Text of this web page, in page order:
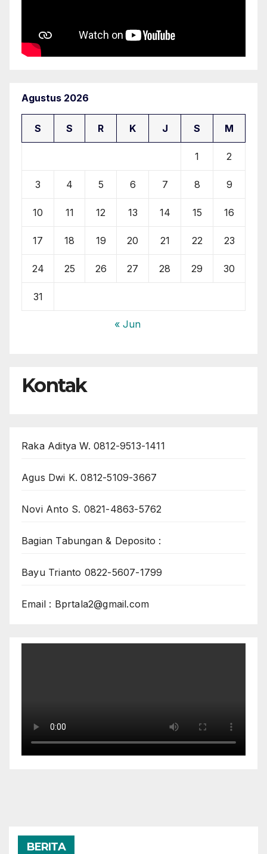
Agustus 2026
S S R K J S M
1 2
3 4 5 6 7 8 9
10 11 12 13 14 15 16
17 18 19 20 21 22 23
24 25 26 27 28 29 30
31
« Jun
Kontak
Raka Aditya W. 0812-9513-1411
Agus Dwi K. 0812-5109-3667
Novi Anto S. 0821-4863-5762
Bagian Tabungan & Deposito :
Bayu Trianto 0822-5607-1799
Email : Bprtala2@gmail.com
BERITA